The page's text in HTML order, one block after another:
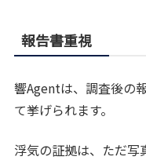
報告書重視
響Agentは、調査後の
て挙げられます。
浮気の証拠は、ただ写